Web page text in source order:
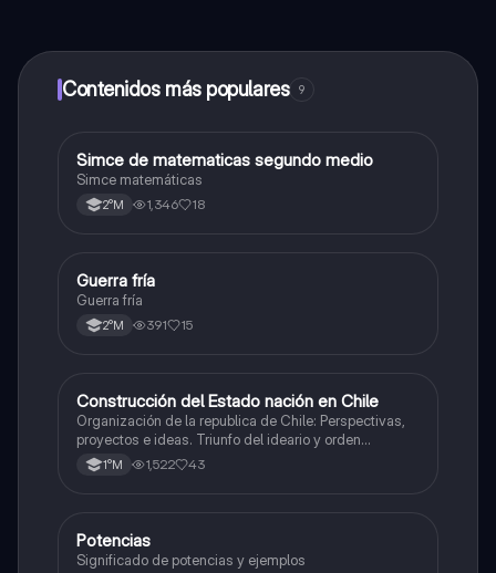
a determinadas funciones.
Contenidos más populares 9
Matemáticas
Simce de matematicas segundo medio
Simce matemáticas
2°M 1,346 18
Historia
Guerra fría
Guerra fría
2°M 391 15
Historia
Construcción del Estado nación en Chile
Organización de la republica de Chile: Perspectivas,
proyectos e ideas. Triunfo del ideario y orden
conservador. Constitución de 1833. "Era Portaliana"
1°M 1,522 43
Matemáticas
Potencias
Significado de potencias y ejemplos